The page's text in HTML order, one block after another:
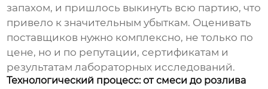
запахом, и пришлось выкинуть всю партию, что
привело к значительным убыткам. Оценивать
поставщиков нужно комплексно, не только по
цене, но и по репутации, сертификатам и
результатам лабораторных исследований.
Технологический процесс: от смеси до розлива